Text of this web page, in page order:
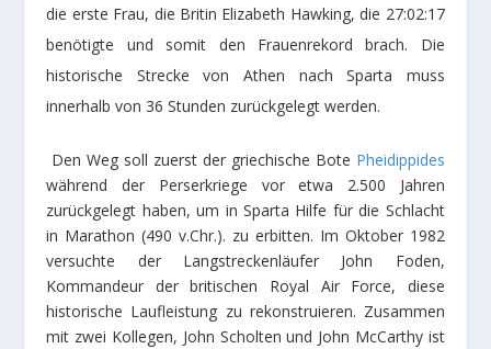
die erste Frau, die Britin Elizabeth Hawking, die 27:02:17
benötigte und somit den Frauenrekord brach. Die
historische Strecke von Athen nach Sparta muss
innerhalb von 36 Stunden zurückgelegt werden.
Den Weg soll zuerst der griechische Bote Pheidippides
während der Perserkriege vor etwa 2.500 Jahren
zurückgelegt haben, um in Sparta Hilfe für die Schlacht
in Marathon (490 v.Chr.). zu erbitten. Im Oktober 1982
versuchte der Langstreckenläufer John Foden,
Kommandeur der britischen Royal Air Force, diese
historische Laufleistung zu rekonstruieren. Zusammen
mit zwei Kollegen, John Scholten und John McCarthy ist